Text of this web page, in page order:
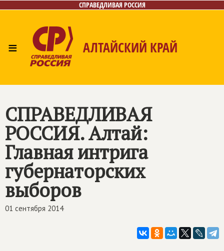
СПРАВЕДЛИВАЯ РОССИЯ
≡ АЛТАЙСКИЙ КРАЙ
Контакты
СПРАВЕДЛИВАЯ
РОССИЯ. Алтай:
Главная интрига
губернаторских
выборов
01 сентября 2014